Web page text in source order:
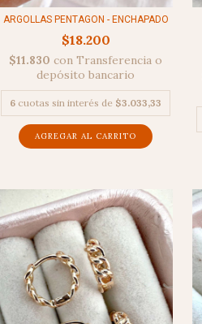
ARGOLLAS PENTAGON - ENCHAPADO
$18.200
$11.830con Transferencia o
depósito bancario
6 cuotas sin interés de $3.033,33